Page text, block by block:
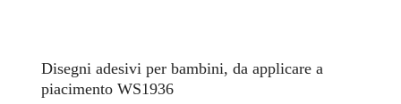
Disegni adesivi per bambini, da applicare a
piacimento WS1936